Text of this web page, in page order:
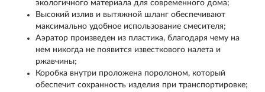
экологичного материала для современного дома;
Высокий излив и вытяжной шланг обеспечивают
максимально удобное использование смесителя;
Аэратор произведен из пластика, благодаря чему на
нем никогда не появится известкового налета и
ржавчины;
Коробка внутри проложена поролоном, который
обеспечит сохранность изделия при транспортировке;